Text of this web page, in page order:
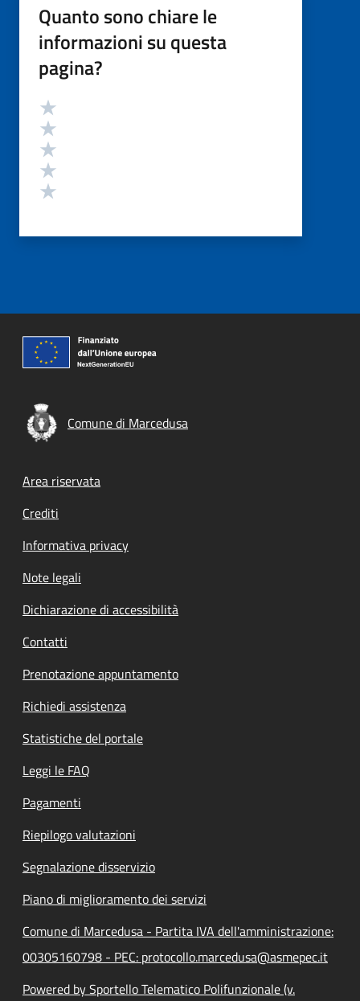
Quanto sono chiare le
informazioni su questa
pagina?
Valutazione
Comune di Marcedusa
Footer menu
Area riservata
Crediti
Informativa privacy
Note legali
Dichiarazione di accessibilità
Contatti
Prenotazione appuntamento
Richiedi assistenza
Statistiche del portale
Leggi le FAQ
Pagamenti
Riepilogo valutazioni
Segnalazione disservizio
Piano di miglioramento dei servizi
Comune di Marcedusa - Partita IVA dell'amministrazione:
00305160798 - PEC: protocollo.marcedusa@asmepec.it
Powered by Sportello Telematico Polifunzionale (v.